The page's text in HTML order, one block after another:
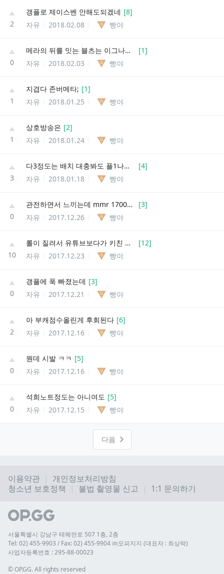
2
갱플로 제이스벤 안해도되겠네 [8]
자유
2018.02.08 빵야
0
메라의 뒤를 잇는 블츠는 이그나인가? [1]
자유
2018.02.03 빵야
1
지겹다 존버메타; [1]
자유
2018.01.25 빵야
1
상호방송은 [2]
자유
2018.01.24 빵야
3
다3정도는 배치 대충봐도 플1나오나요? [4]
자유
2018.01.18 빵야
0
관전하면서 느끼는데 mmr 1700~1800대는 정말 최악의 구간이야... [3]
자유
2017.12.26 빵야
10
롤이 질려서 유튜브보다가 키친 나이트메어에 꽂힘 [12]
자유
2017.12.23 빵야
0
갱플에 푹 빠졌는데 [3]
자유
2017.12.21 빵야
2
아 부캐점수올린게 후회된다 [6]
자유
2017.12.16 빵야
0
뭔데 시발 ㅋㅋ [5]
자유
2017.12.16 빵야
0
석희노트정도는 아니여도 [5]
자유
2017.12.15 빵야
다음
이용약관
개인정보처리방침
청소년 보호정책
불법 촬영물 신고 1:1 문의하기
서울특별시 강남구 테헤란로 507 1층, 2층
Tel: 02) 455-9903 / Fax: 02) 455-9904 ㈜오피지지 (대표자 : 최상락)
사업자등록번호 : 295-88-00023
© OP.GG. All rights reserved